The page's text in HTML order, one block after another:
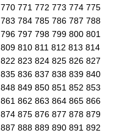
770 771 772 773 774 775
783 784 785 786 787 788
796 797 798 799 800 801
809 810 811 812 813 814
822 823 824 825 826 827
835 836 837 838 839 840
848 849 850 851 852 853
861 862 863 864 865 866
874 875 876 877 878 879
887 888 889 890 891 892